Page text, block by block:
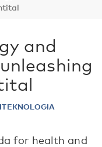
and
for health and